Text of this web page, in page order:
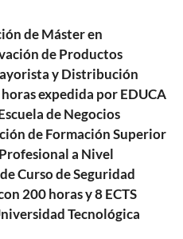
de Máster en
de Productos
y Distribución
expedida por EDUCA
de Negocios
de Formación Superior
a Nivel
Curso de Seguridad
200 horas y 8 ECTS
Tecnológica